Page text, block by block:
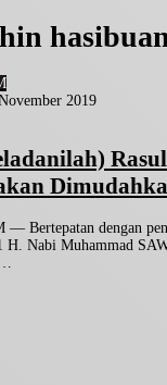
hasibuan
2019
— Bertepatan dengan
H. Nabi Muhammad